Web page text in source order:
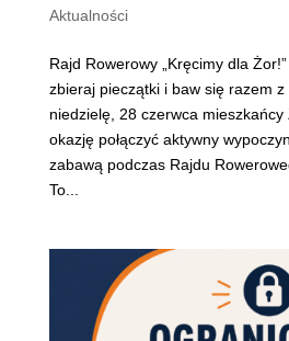
Aktualności
Rajd Rowerowy „Kręcimy dla
zbieraj pieczątki i baw się razem
niedzielę, 28 czerwca
okazję połączyć aktywny
zabawą podczas Rajdu
To...